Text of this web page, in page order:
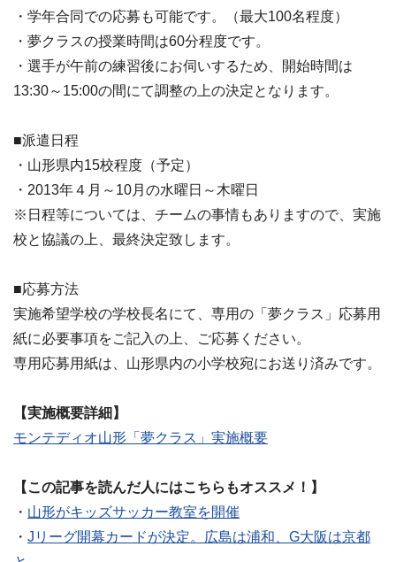
・学年合同での応募も可能です。（最大100名程度）
・夢クラスの授業時間は60分程度です。
・選手が午前の練習後にお伺いするため、開始時間は
13:30～15:00の間にて調整の上の決定となります。
■派遣日程
・山形県内15校程度（予定）
・2013年４月～10月の水曜日～木曜日
※日程等については、チームの事情もありますので、実施
校と協議の上、最終決定致します。
■応募方法
実施希望学校の学校長名にて、専用の「夢クラス」応募用
紙に必要事項をご記入の上、ご応募ください。
専用応募用紙は、山形県内の小学校宛にお送り済みです。
【実施概要詳細】
モンテディオ山形「夢クラス」実施概要
【この記事を読んだ人にはこちらもオススメ！】
・ 山形がキッズサッカー教室を開催
・ Jリーグ開幕カードが決定。広島は浦和、G大阪は京都